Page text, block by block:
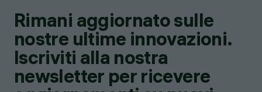
Rimani aggiornato sulle
nostre ultime innovazioni.
Iscriviti alla nostra
newsletter per ricevere